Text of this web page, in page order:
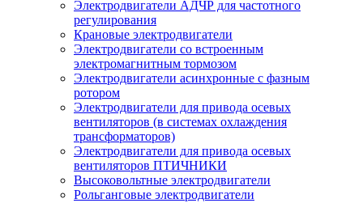
Электродвигатели АДЧР для частотного
регулирования
Крановые электродвигатели
Электродвигатели со встроенным
электромагнитным тормозом
Электродвигатели асинхронные с фазным
ротором
Электродвигатели для привода осевых
вентиляторов (в системах охлаждения
трансформаторов)
Электродвигатели для привода осевых
вентиляторов ПТИЧНИКИ
Высоковольтные электродвигатели
Рольганговые электродвигатели